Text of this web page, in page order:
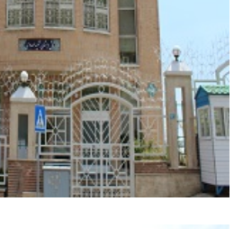
سقف وافل – مجتمع
فرهنگی